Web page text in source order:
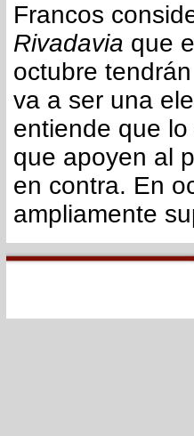
Francos
Rivadavia que
octubre
va a ser una
entiende que
que apoyen al
en contra. En
ampliamente